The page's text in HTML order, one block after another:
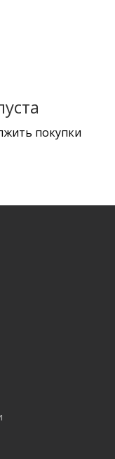
покупки